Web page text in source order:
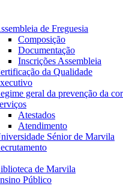
de Freguesia
Composição
Documentação
Inscrições Assembleia
da Qualidade
geral da prevenção da
Atestados
Atendimento
Sénior de Marvila
de Marvila
Público